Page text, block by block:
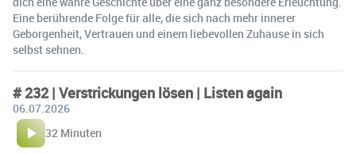
Eine berührende Folge für alle, die sich nach mehr innerer
Geborgenheit, Vertrauen und einem liebevollen Zuhause in sich
selbst sehnen.
# 232 | Verstrickungen lösen | Listen again
06.07.2026
32 Minuten